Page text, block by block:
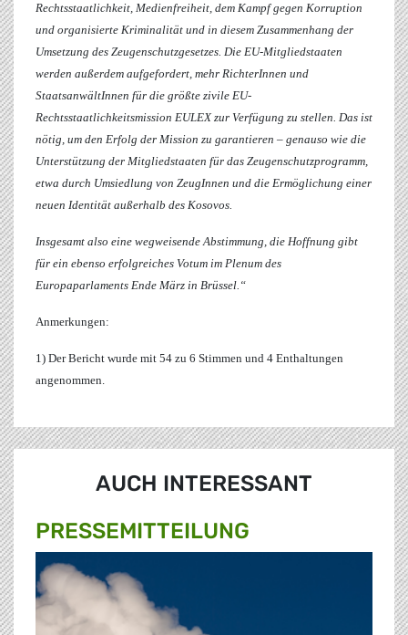
Rechtsstaatlichkeit, Medienfreiheit, dem Kampf gegen Korruption
und organisierte Kriminalität und in diesem Zusammenhang der
Umsetzung des Zeugenschutzgesetzes. Die EU-Mitgliedstaaten
werden außerdem aufgefordert, mehr RichterInnen und
StaatsanwältInnen für die größte zivile EU-
Rechtsstaatlichkeitsmission EULEX zur Verfügung zu stellen. Das ist
nötig, um den Erfolg der Mission zu garantieren – genauso wie die
Unterstützung der Mitgliedstaaten für das Zeugenschutzprogramm,
etwa durch Umsiedlung von ZeugInnen und die Ermöglichung einer
neuen Identität außerhalb des Kosovos.
Insgesamt also eine wegweisende Abstimmung, die Hoffnung gibt
für ein ebenso erfolgreiches Votum im Plenum des
Europaparlaments Ende März in Brüssel.“
Anmerkungen:
1) Der Bericht wurde mit 54 zu 6 Stimmen und 4 Enthaltungen
angenommen.
AUCH INTERESSANT
PRESSE­MITTEILUNG